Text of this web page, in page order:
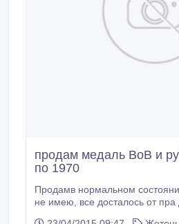
продам медаль ВоВ и
по 1970
Продамв нормальном состоянии, документы на
не имею, все досталось от пра деда, 87773065407 -